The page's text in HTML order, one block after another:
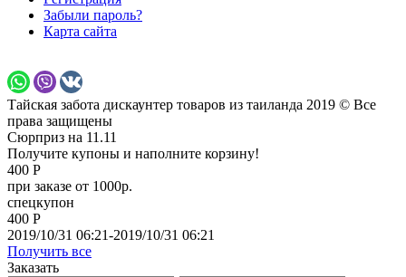
Забыли пароль?
Карта сайта
Тайская забота дискаунтер товаров из таиланда 2019 © Все
права защищены
Сюрприз на 11.11
Получите купоны и наполните корзину!
400 Р
при заказе от 1000р.
спецкупон
400 Р
2019/10/31 06:21-2019/10/31 06:21
Получить все
Заказать